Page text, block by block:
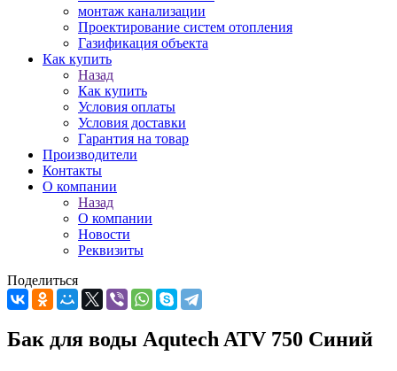
монтаж канализации
Проектирование систем отопления
Газификация объекта
Как купить
Назад
Как купить
Условия оплаты
Условия доставки
Гарантия на товар
Производители
Контакты
О компании
Назад
О компании
Новости
Реквизиты
Поделиться
Бак для воды Aqutech ATV 750 Синий